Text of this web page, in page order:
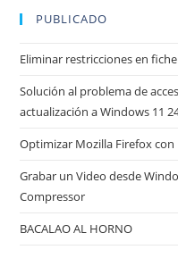
PUBLICADO
Eliminar restricciones en
Solución al problema de
actualización a Windows 11
Optimizar Mozilla Firefox
Grabar un Video desde
Compressor
BACALAO AL HORNO